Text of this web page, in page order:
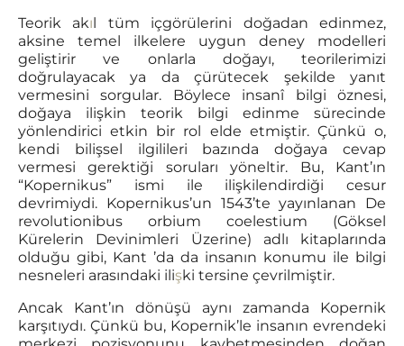
Teorik akıl tüm içgörülerini doğadan edinmez,
aksine temel ilkelere uygun deney modelleri
geliştirir ve onlarla doğayı, teorilerimizi
doğrulayacak ya da çürütecek şekilde yanıt
vermesini sorgular. Böylece insanî bilgi öznesi,
doğaya ilişkin teorik bilgi edinme sürecinde
yönlendirici etkin bir rol elde etmiştir. Çünkü o,
kendi bilişsel ilgilileri bazında doğaya cevap
vermesi gerektiği soruları yöneltir. Bu, Kant’ın
“Kopernikus” ismi ile ilişkilendirdiği cesur
devrimiydi. Kopernikus’un 1543’te yayınlanan De
revolutionibus orbium coelestium (Göksel
Kürelerin Devinimleri Üzerine) adlı kitaplarında
olduğu gibi, Kant ’da da insanın konumu ile bilgi
nesneleri arasındaki ilişki tersine çevrilmiştir.
Ancak Kant’ın dönüşü aynı zamanda Kopernik
karşıtıydı. Çünkü bu, Kopernik’le insanın evrendeki